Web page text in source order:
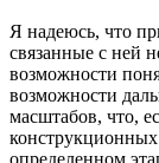
Я надеюсь, что
связанные с ней
возможности
возможности
масштабов, что,
определенном